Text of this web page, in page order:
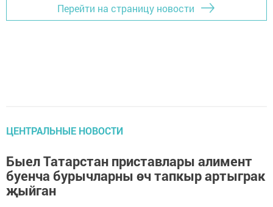
Перейти на страницу новости
ЦЕНТРАЛЬНЫЕ НОВОСТИ
Быел Татарстан приставлары алимент
буенча бурычларны өч тапкыр артыграк
җыйган